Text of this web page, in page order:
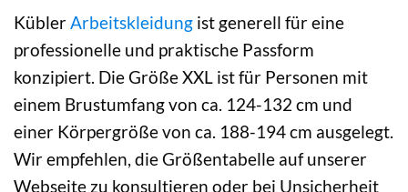
KüblerArbeitskleidung ist generell für eine
professionelle und praktische Passform
konzipiert. Die Größe XXL ist für Personen mit
einem Brustumfang von ca. 124-132 cm und
einer Körpergröße von ca. 188-194 cm ausgelegt.
Wir empfehlen, die Größentabelle auf unserer
Webseite zu konsultieren oder bei Unsicherheit